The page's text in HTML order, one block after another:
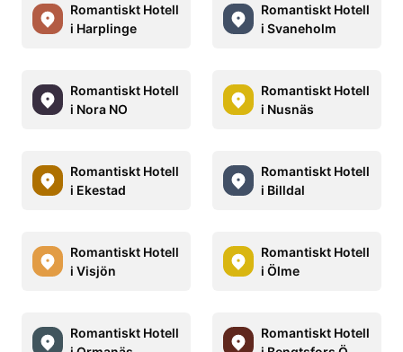
Romantiskt Hotell
i Harplinge
Romantiskt Hotell
i Svaneholm
Romantiskt Hotell
i Nora NO
Romantiskt Hotell
i Nusnäs
Romantiskt Hotell
i Ekestad
Romantiskt Hotell
i Billdal
Romantiskt Hotell
i Visjön
Romantiskt Hotell
i Ölme
Romantiskt Hotell
Romantiskt Hotell